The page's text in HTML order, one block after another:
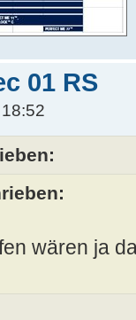
01 RS
wären ja